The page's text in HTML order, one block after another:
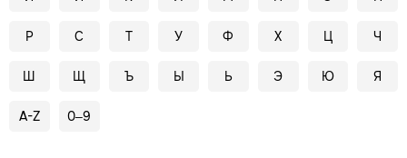
Р С Т У Ф Х Ц Ч
Ш Щ Ъ Ы Ь Э Ю Я
A-Z 0–9